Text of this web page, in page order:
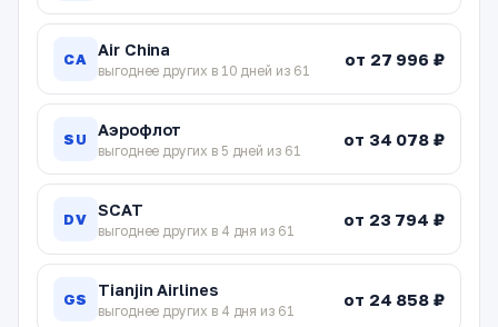
CA Air China
выгоднее других в 10 дней из 61
от 27 996 ₽
SU Аэрофлот
выгоднее других в 5 дней из 61
от 34 078 ₽
DV SCAT
выгоднее других в 4 дня из 61
от 23 794 ₽
GS Tianjin Airlines
выгоднее других в 4 дня из 61
от 24 858 ₽